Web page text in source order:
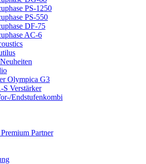
PS-1250
PS-550
DF-75
AC-6
Olympica G3
S Verstärker
Endstufenkombi
Partner